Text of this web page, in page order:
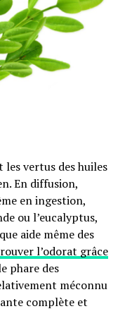
aussi bien en
roulants vont
de chaleur en
en été.
l’ouverture et la
En hiver,
cas
rôle d’un pare-
volets roulants
et la fermeture
la météo. Cet outil
d’énergie sur
vertus des huiles
En diffusion,
en ingestion,
ou l’eucalyptus,
aide même des
l’odorat grâce
phare des
méconnu
complète et